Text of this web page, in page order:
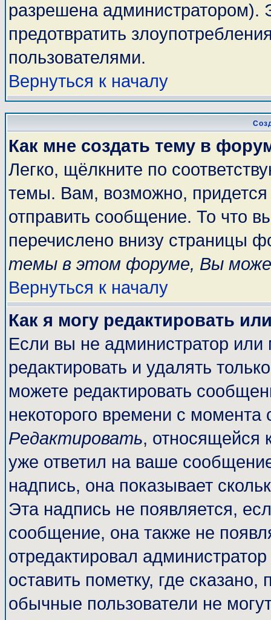
разрешена администратором).
предотвратить
пользователями.
Вернуться к началу
Как мне создать тему в
Легко, щёлкните по
темы. Вам, возможно, придется
отправить сообщение. То что
перечислено внизу страницы
темы в этом форуме, Вы
Вернуться к началу
Как я могу редактировать
Если вы не администратор
редактировать и удалять
можете редактировать
некоторого времени с
Редактировать, относящейся
уже ответил на ваше
надпись, она показывает
Эта надпись не появляется,
сообщение, она также не
отредактировал
оставить пометку, где
обычные пользователи не